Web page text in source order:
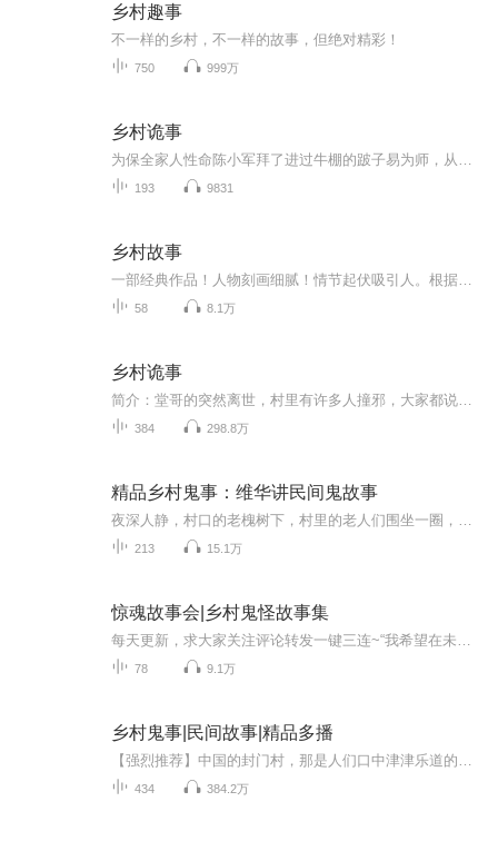
乡村趣事
不一样的乡村，不一样的故事，但绝对精彩！
750 999万
乡村诡事
193 9831
乡村故事
58 8.1万
乡村诡事
384 298.8万
精品乡村鬼事：维华讲民间鬼故事
213 15.1万
惊魂故事会|乡村鬼怪故事集
78 9.1万
乡村鬼事|民间故事|精品多播
434 384.2万